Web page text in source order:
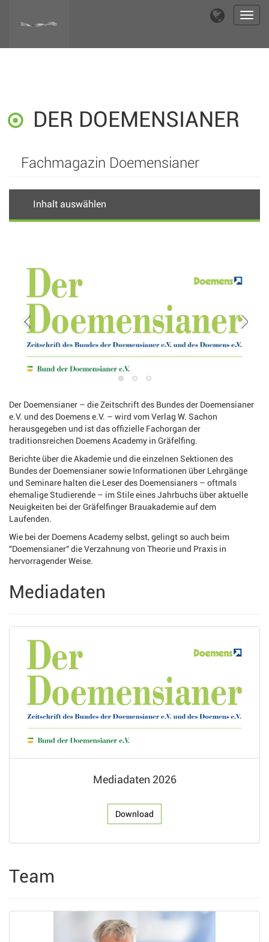
DER DOEMENSIANER
Fachmagazin Doemensianer
Inhalt auswählen
Der Doemensianer – die Zeitschrift des Bundes der Doemensianer
e.V. und des Doemens e.V. – wird vom Verlag W. Sachon
herausgegeben und ist das offizielle Fachorgan der
traditionsreichen Doemens Academy in Gräfelfing.
Berichte über die Akademie und die einzelnen Sektionen des
Bundes der Doemensianer sowie Informationen über Lehrgänge
und Seminare halten die Leser des Doemensianers – oftmals
ehemalige Studierende – im Stile eines Jahrbuchs über aktuelle
Neuigkeiten bei der Gräfelfinger Brauakademie auf dem
Laufenden.
Wie bei der Doemens Academy selbst, gelingt so auch beim
"Doemensianer" die Verzahnung von Theorie und Praxis in
hervorragender Weise.
Mediadaten
Mediadaten 2026
Download
Team